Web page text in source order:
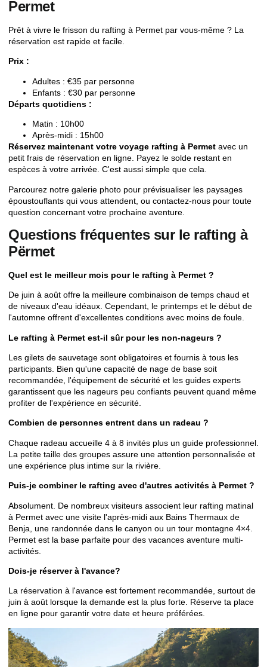
Permet
Prêt à vivre le frisson du rafting à Permet par vous-même ? La
réservation est rapide et facile.
Prix :
Adultes : €35 par personne
Enfants : €30 par personne
Départs quotidiens :
Matin : 10h00
Après-midi : 15h00
Réservez maintenant votre voyage rafting à Permet avec un
petit frais de réservation en ligne. Payez le solde restant en
espèces à votre arrivée. C'est aussi simple que cela.
Parcourez notre galerie photo pour prévisualiser les paysages
époustouflants qui vous attendent, ou contactez-nous pour toute
question concernant votre prochaine aventure.
Questions fréquentes sur le rafting à
Përmet
Quel est le meilleur mois pour le rafting à Permet ?
De juin à août offre la meilleure combinaison de temps chaud et
de niveaux d'eau idéaux. Cependant, le printemps et le début de
l'automne offrent d'excellentes conditions avec moins de foule.
Le rafting à Permet est-il sûr pour les non-nageurs ?
Les gilets de sauvetage sont obligatoires et fournis à tous les
participants. Bien qu'une capacité de nage de base soit
recommandée, l'équipement de sécurité et les guides experts
garantissent que les nageurs peu confiants peuvent quand même
profiter de l'expérience en sécurité.
Combien de personnes entrent dans un radeau ?
Chaque radeau accueille 4 à 8 invités plus un guide professionnel.
La petite taille des groupes assure une attention personnalisée et
une expérience plus intime sur la rivière.
Puis-je combiner le rafting avec d'autres activités à Permet ?
Absolument. De nombreux visiteurs associent leur rafting matinal
à Permet avec une visite l'après-midi aux Bains Thermaux de
Benja, une randonnée dans le canyon ou un tour montagne 4×4.
Permet est la base parfaite pour des vacances aventure multi-
activités.
Dois-je réserver à l'avance?
La réservation à l'avance est fortement recommandée, surtout de
juin à août lorsque la demande est la plus forte. Réserve ta place
en ligne pour garantir votre date et heure préférées.